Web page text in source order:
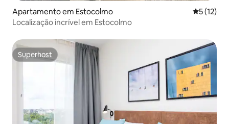
Apartamento em Estocolmo
5 (12)
Localização incrível em Estocolmo
Superhost
Superhost